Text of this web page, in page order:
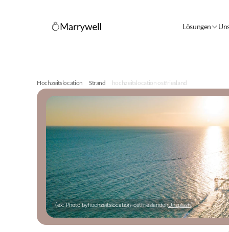
Lösungen
Hochzeitslocation Strand hochzeitslocation ostfriesland
(ex: Photo byhochzeitslocation-ostfrieslandonUnsplash)